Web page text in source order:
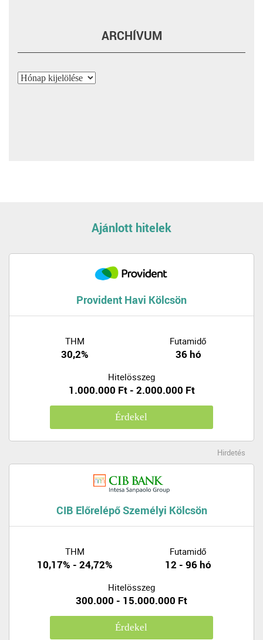
ARCHÍVUM
Archívum
Ajánlott hitelek
Provident Havi Kölcsön
THM
30,2%
Futamidő
36 hó
Hitelösszeg
1.000.000 Ft - 2.000.000 Ft
Érdekel
Hirdetés
CIB Előrelépő Személyi Kölcsön
THM
10,17% - 24,72%
Futamidő
12 - 96 hó
Hitelösszeg
300.000 - 15.000.000 Ft
Érdekel